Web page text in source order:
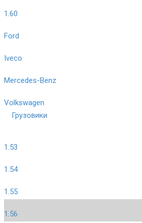
1.60
Ford
Iveco
Mercedes-Benz
Volkswagen
Грузовики
1.53
1.54
1.55
1.56